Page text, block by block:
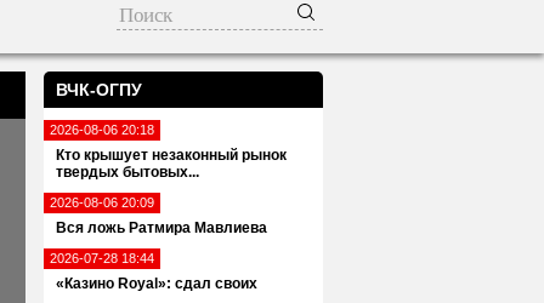
ВЧК-ОГПУ
2026-08-06 20:18
Кто крышует незаконный рынок
твердых бытовых...
2026-08-06 20:09
Вся ложь Ратмира Мавлиева
2026-07-28 18:44
«Казино Royal»: сдал своих